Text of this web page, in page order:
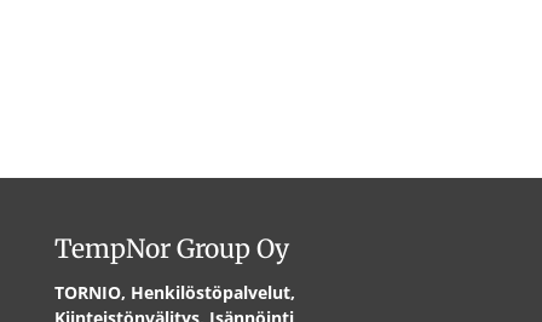
TempNor Group Oy
TORNIO, Henkilöstöpalvelut,